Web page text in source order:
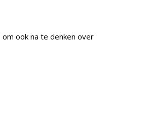
ook na te denken over